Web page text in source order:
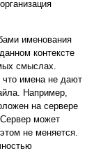
именования
контексте
смыслах.
что имена не дают
Например,
на сервере
может
не меняется.